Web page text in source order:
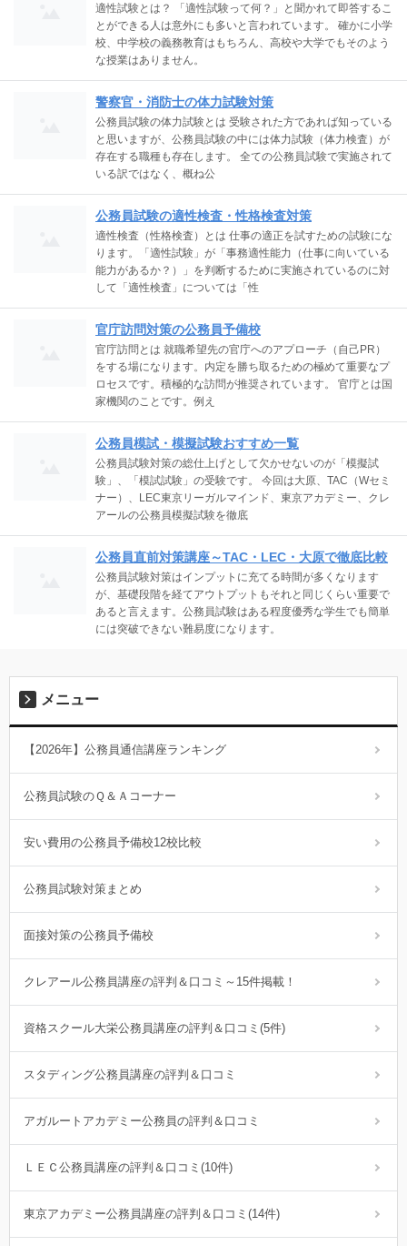
適性試験とは？ 「適性試験って何？」と聞かれて即答するこ
とができる人は意外にも多いと言われています。 確かに小学
校、中学校の義務教育はもちろん、高校や大学でもそのよう
な授業はありません。
警察官・消防士の体力試験対策
公務員試験の体力試験とは 受験された方であれば知っている
と思いますが、公務員試験の中には体力試験（体力検査）が
存在する職種も存在します。 全ての公務員試験で実施されて
いる訳ではなく、概ね公
公務員試験の適性検査・性格検査対策
適性検査（性格検査）とは 仕事の適正を試すための試験にな
ります。「適性試験」が「事務適性能力（仕事に向いている
能力があるか？）」を判断するために実施されているのに対
して「適性検査」については「性
官庁訪問対策の公務員予備校
官庁訪問とは 就職希望先の官庁へのアプローチ（自己PR）
をする場になります。内定を勝ち取るための極めて重要なプ
ロセスです。積極的な訪問が推奨されています。 官庁とは国
家機関のことです。例え
公務員模試・模擬試験おすすめ一覧
公務員試験対策の総仕上げとして欠かせないのが「模擬試
験」、「模試試験」の受験です。 今回は大原、TAC（Wセミ
ナー）、LEC東京リーガルマインド、東京アカデミー、クレ
アールの公務員模擬試験を徹底
公務員直前対策講座～TAC・LEC・大原で徹底比較
公務員試験対策はインプットに充てる時間が多くなります
が、基礎段階を経てアウトプットもそれと同じくらい重要で
あると言えます。公務員試験はある程度優秀な学生でも簡単
には突破できない難易度になります。
メニュー
【2026年】公務員通信講座ランキング
公務員試験のＱ＆Ａコーナー
安い費用の公務員予備校12校比較
公務員試験対策まとめ
面接対策の公務員予備校
クレアール公務員講座の評判＆口コミ～15件掲載！
資格スクール大栄公務員講座の評判＆口コミ(5件)
スタディング公務員講座の評判＆口コミ
アガルートアカデミー公務員の評判＆口コミ
ＬＥＣ公務員講座の評判＆口コミ(10件)
東京アカデミー公務員講座の評判＆口コミ(14件)